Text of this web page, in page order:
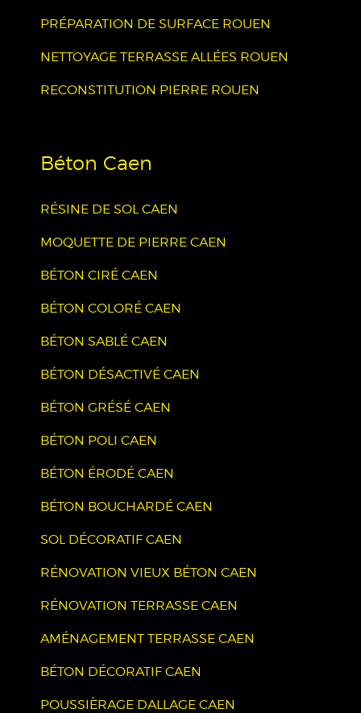
PRÉPARATION DE SURFACE ROUEN
NETTOYAGE TERRASSE ALLÉES ROUEN
RECONSTITUTION PIERRE ROUEN
Béton Caen
RÉSINE DE SOL CAEN
MOQUETTE DE PIERRE CAEN
BÉTON CIRÉ CAEN
BÉTON COLORÉ CAEN
BÉTON SABLÉ CAEN
BÉTON DÉSACTIVÉ CAEN
BÉTON GRÉSÉ CAEN
BÉTON POLI CAEN
BÉTON ÉRODÉ CAEN
BÉTON BOUCHARDÉ CAEN
SOL DÉCORATIF CAEN
RÉNOVATION VIEUX BÉTON CAEN
RÉNOVATION TERRASSE CAEN
AMÉNAGEMENT TERRASSE CAEN
BÉTON DÉCORATIF CAEN
POUSSIÈRAGE DALLAGE CAEN